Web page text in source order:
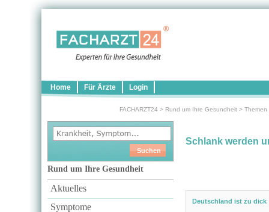
Home Für Ärzte Login
FACHARZT24 > Rund um Ihre Gesundheit > Themen
Rund um Ihre Gesundheit
Aktuelles
Symptome
Schlank werden
Deutschland ist zu dick